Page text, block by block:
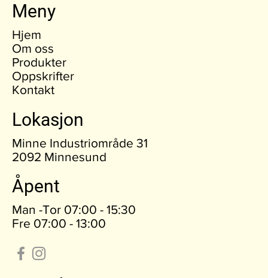
Meny
Hjem
Om oss
Produkter
Oppskrifter
Kontakt
Lokasjon
Minne Industriområde 31
2092 Minnesund
Åpent
Man -Tor 07:00 - 15:30
Fre 07:00 - 13:00